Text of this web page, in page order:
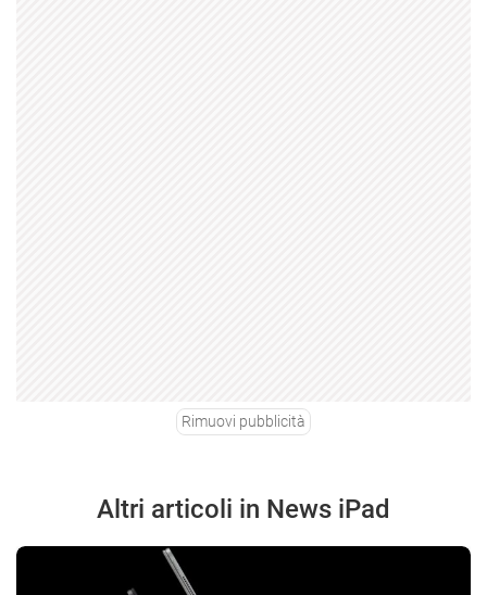
Rimuovi pubblicità
Altri articoli in News iPad